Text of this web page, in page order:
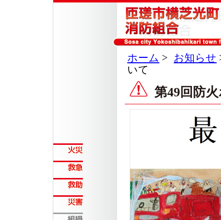
ホーム > お知らせ
いて
第49回防